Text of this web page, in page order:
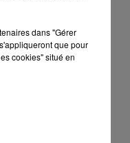
dans "Gérer
que pour
cookies" situé en